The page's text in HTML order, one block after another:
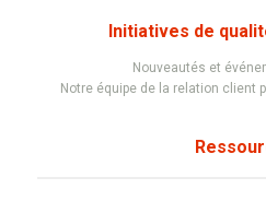
Initiatives de
Nouveautés et
Notre équipe de la relation client